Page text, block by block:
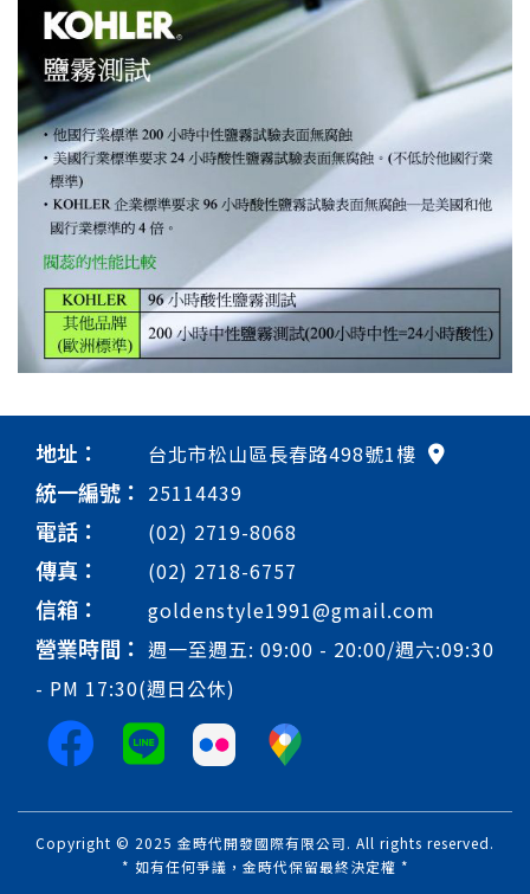
地址： 台北市松山區長春路498號1樓
統一編號： 25114439
電話： (02) 2719-8068
傳真： (02) 2718-6757
信箱： goldenstyle1991@gmail.com
營業時間： 週一至週五: 09:00 - 20:00/週六:09:30
- PM 17:30(週日公休)
Copyright © 2025 金時代開發國際有限公司. All rights reserved.
* 如有任何爭議，金時代保留最終決定權 *